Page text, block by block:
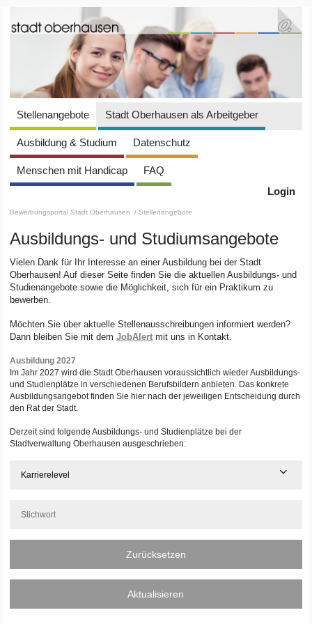
Stellenangebote Stadt Oberhausen als Arbeitgeber
Ausbildung & Studium Datenschutz
Menschen mit Handicap
FAQ
Login
Bewerbungsportal Stadt Oberhausen / Stellenangebote
Ausbildungs- und Studiumsangebote
Vielen Dank für Ihr Interesse an einer Ausbildung bei der Stadt
Oberhausen! Auf dieser Seite finden Sie die aktuellen Ausbildungs- und
Studienangebote sowie die Möglichkeit, sich für ein Praktikum zu
bewerben.
Möchten Sie über aktuelle Stellenausschreibungen informiert werden?
Dann bleiben Sie mit demJobAlert mit uns in Kontakt.
Ausbildung 2027
Im Jahr 2027 wird die Stadt Oberhausen voraussichtlich wieder Ausbildungs-
und Studienplätze in verschiedenen Berufsbildern anbieten. Das konkrete
Ausbildungsangebot finden Sie hier nach der jeweiligen Entscheidung durch
den Rat der Stadt.
Derzeit sind folgende Ausbildungs- und Studienplätze bei der
Stadtverwaltung Oberhausen ausgeschrieben:
Karrierelevel
Zurücksetzen
Aktualisieren